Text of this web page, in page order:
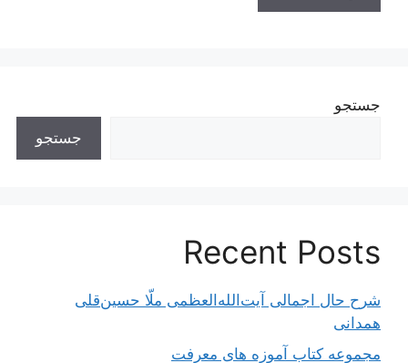
جستجو
جستجو
Recent Posts
شرح حال اجمالی آیت‌الله‌العظمی ملّا حسین‌قلی
همدانی
مجموعه کتاب آموزه های معرفت